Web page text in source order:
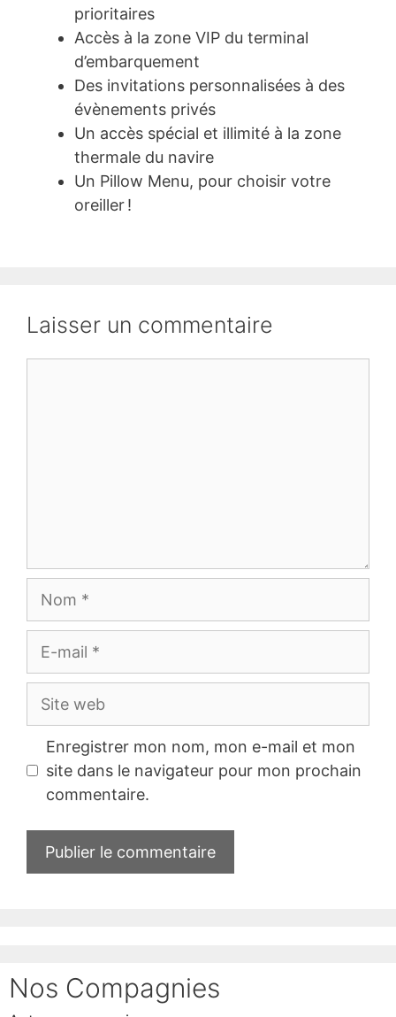
prioritaires
Accès à la zone VIP du terminal
d’embarquement
Des invitations personnalisées à des
évènements privés
Un accès spécial et illimité à la zone
thermale du navire
Un Pillow Menu, pour choisir votre
oreiller !
Laisser un commentaire
Site
Enregistrer mon nom, mon e-mail et mon
site dans le navigateur pour mon prochain
commentaire.
Nos Compagnies